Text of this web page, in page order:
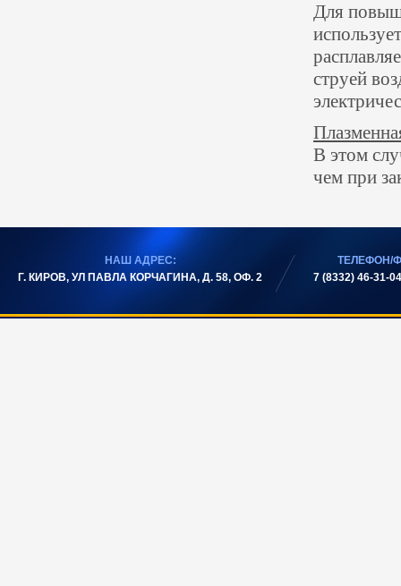
Для
струей
В этом
чем при
НАШ АДРЕС:
Г. КИРОВ, УЛ ПАВЛА КОРЧАГИНА, Д. 58, ОФ. 2
ТЕЛЕФОН/
7 (8332) 46-31-